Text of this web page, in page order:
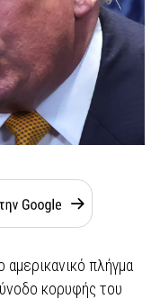
πλήγμα
κορυφής του